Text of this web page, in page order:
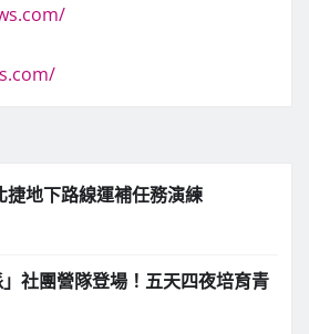
捷地下路線運補任務演練
社團營隊登場！五天四夜培育青